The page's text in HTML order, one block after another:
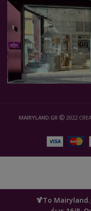
🍹Το
MAIRYLAND.GR 2022